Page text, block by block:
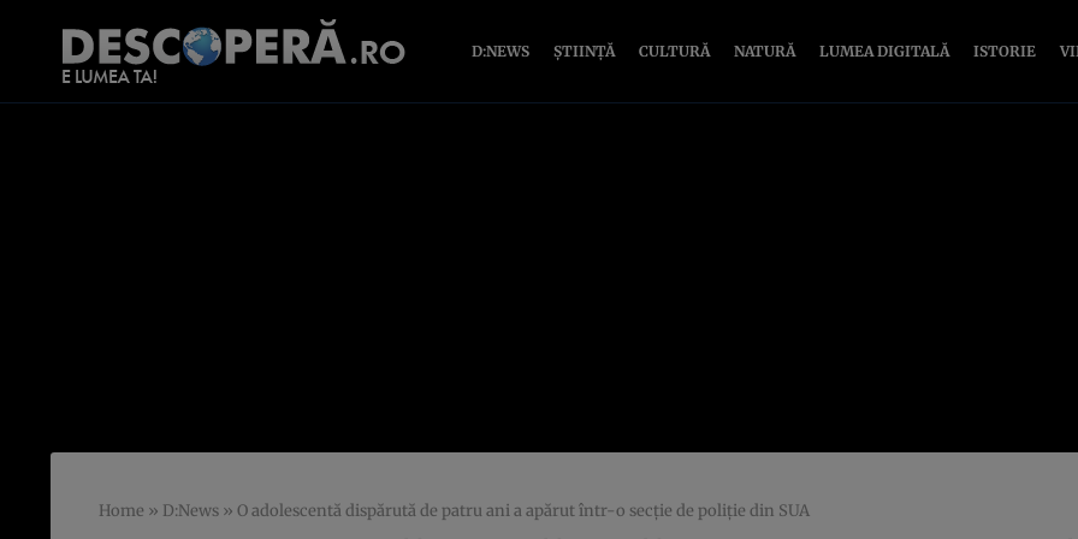
D:NEWS ȘTIINȚĂ CULTURĂ NATURĂ LUMEA DIGITALĂ ISTORIE
Home » D:News » O adolescentă dispărută de patru ani a apărut într-o secție de poliție din SUA